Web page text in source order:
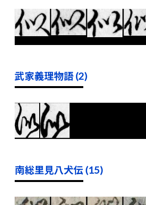
武家義理物語 (2)
南総里見八犬伝 (15)